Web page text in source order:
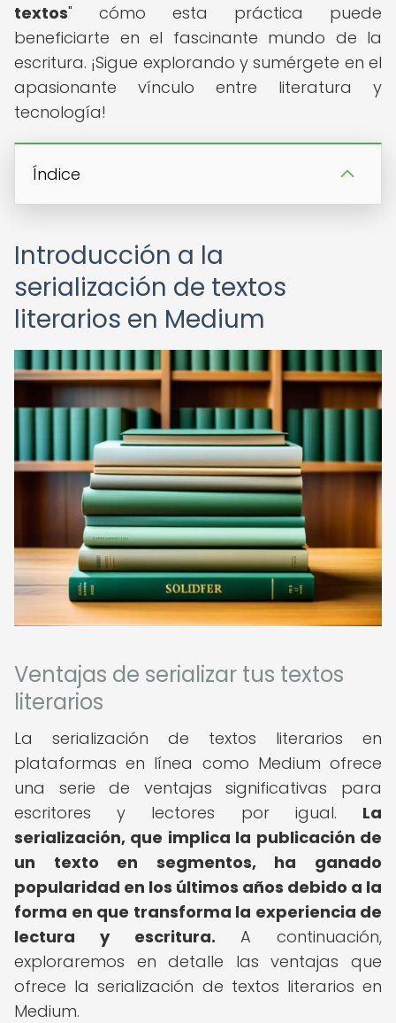
textos" cómo esta práctica puede
beneficiarte en el fascinante mundo de la
escritura. ¡Sigue explorando y sumérgete en el
apasionante vínculo entre literatura y
tecnología!
Índice
Introducción a la
serialización de textos
literarios en Medium
Ventajas de serializar tus textos
literarios
La serialización de textos literarios en
plataformas en línea como Medium ofrece
una serie de ventajas significativas para
escritores y lectores por igual. La
serialización, que implica la publicación de
un texto en segmentos, ha ganado
popularidad en los últimos años debido a la
forma en que transforma la experiencia de
lectura y escritura. A continuación,
exploraremos en detalle las ventajas que
ofrece la serialización de textos literarios en
Medium.